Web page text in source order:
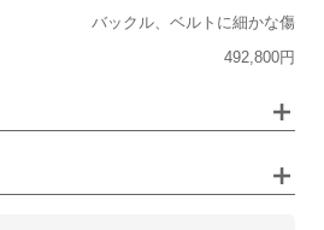
バックル、ベルトに細かな傷
492,800円
ビジネス